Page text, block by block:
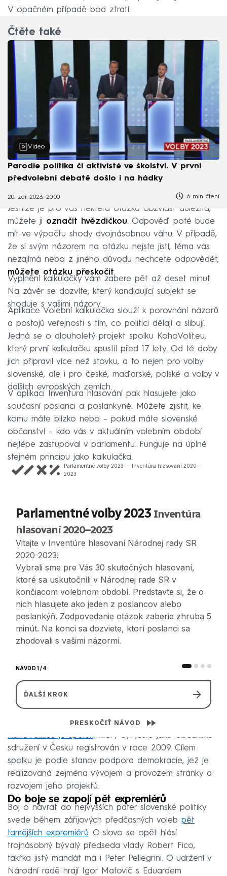
V opačném případě bod ztratí.
Čtěte také
Video
Parodie politika či aktivisté ve školství. V první
předvolební debatě došlo i na hádky
20. zář 2023, 20:00 6 min čtení
Jestliže je pro vás některá otázka obzvlášť důležitá,
můžete ji označit hvězdičkou. Odpověď poté bude
mít ve výpočtu shody dvojnásobnou váhu. V případě,
že si svým názorem na otázku nejste jistí, téma vás
nezajímá nebo z jiného důvodu nechcete odpovědět,
můžete otázku přeskočit.
Vyplnění kalkulačky vám zabere pět až deset minut.
Na závěr se dozvíte, který kandidující subjekt se
shoduje s vašimi názory.
Aplikace Volební kalkulačka slouží k porovnání názorů
a postojů veřejnosti s tím, co politici dělají a slibují.
Jedná se o dlouholetý projekt spolku KohoVolit.eu,
který první kalkulačku spustil před 17 lety. Od té doby
jich připravil více než stovku, a to nejen pro volby
slovenské, ale i pro české, maďarské, polské a volby v
dalších evropských zemích.
V aplikaci Inventura hlasování pak hlasujete jako
současní poslanci a poslankyně. Můžete zjistit, ke
komu máte blízko nebo – pokud máte slovenské
občanství – kdo vás v aktuálním volebním období
nejlépe zastupoval v parlamentu. Funguje na úplně
stejném principu jako kalkulačka.
KohoVolit.eu je spolek, který byl ještě jako občanské
sdružení v Česku registrován v roce 2009. Cílem
spolku je podle stanov podpora demokracie, jež je
realizovaná zejména vývojem a provozem stránky a
rozvojem jeho projektů.
Do boje se zapojí pět expremiérů
Boj o návrat do nejvyšších pater slovenské politiky
svede během zářijových předčasných voleb pět
tamějších expremiérů. O slovo se opět hlásí
trojnásobný bývalý předseda vlády Robert Fico,
takřka jistý mandát má i Peter Pellegrini. O udržení v
Národní radě hrají Igor Matovič s Eduardem